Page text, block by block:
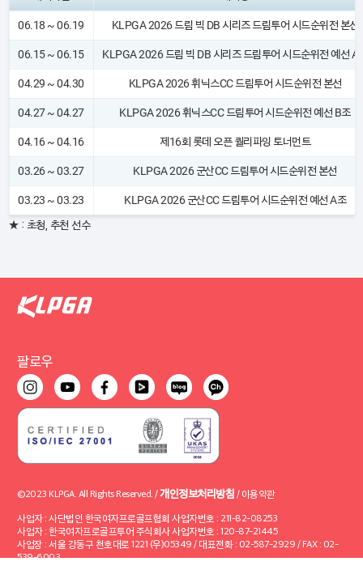
06.18 ~ 06.19 KLPGA 2026 드림 빅 DB 시리즈 드림투어 시드순위전 본선
06.15 ~ 06.15 KLPGA 2026 드림 빅 DB 시리즈 드림투어 시드순위전 예선 A
04.29 ~ 04.30 KLPGA 2026 휘닉스CC 드림투어 시드순위전 본선
04.27 ~ 04.27 KLPGA 2026 휘닉스CC 드림투어 시드순위전 예선 B조
04.16 ~ 04.16 제16회 롯데 오픈 퀄리파잉 토너먼트
03.26 ~ 03.27 KLPGA 2026 군산CC 드림투어 시드순위전 본선
03.23 ~ 03.23 KLPGA 2026 군산CC 드림투어 시드순위전 예선 A조
★ : 초청, 추천 선수
팔로우
©2023 KLPGA. All Rights Reserved. /개인정보처리방침 / 이용약관
사업자 : 사단법인 한국여자프로골프협회 사업자번호 : 211-82-08253
사업자 : 한국여자프로골프투어 주식회사 사업자번호 : 120-87-21445
사업장 : 서울 강동구 천호대로 1221 (우)05349 / 대표전화 : 02-587-2929 / FAX : 02-
539-6003